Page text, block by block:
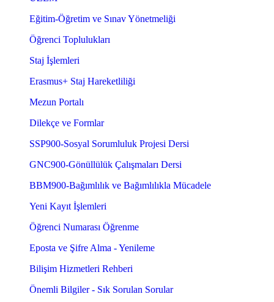
Eğitim-Öğretim ve Sınav Yönetmeliği
Öğrenci Toplulukları
Staj İşlemleri
Erasmus+ Staj Hareketliliği
Mezun Portalı
Dilekçe ve Formlar
SSP900-Sosyal Sorumluluk Projesi Dersi
GNC900-Gönüllülük Çalışmaları Dersi
BBM900-Bağımlılık ve Bağımlılıkla Mücadele
Yeni Kayıt İşlemleri
Öğrenci Numarası Öğrenme
Eposta ve Şifre Alma - Yenileme
Bilişim Hizmetleri Rehberi
Önemli Bilgiler - Sık Sorulan Sorular